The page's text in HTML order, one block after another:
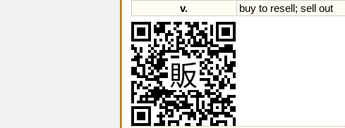
v.
buy to resell; sell out